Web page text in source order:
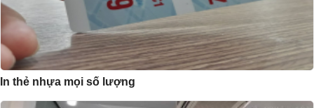
In thẻ nhựa mọi số lượng